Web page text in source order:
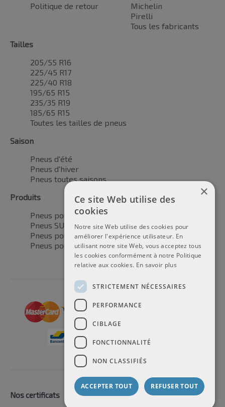
Politique de retour
Michelin
Pirelli
Tous les fabricants
Tailles
205/55 R16
225/45 R17
225/40 R18
195/65 R15
235/35 R19
185/65 R15
Toutes les tailles de pneus
Saison
Pneus d'été
Pneus d'hiver
Pneus toutes saisons
Produits
Pneus pour voitures
Pneus SUV / 4x4
Pneus pour camionnettes
Pneus pour motos
Nos certificats
×
Ce site Web utilise des
cookies
Notre site Web utilise des cookies pour
améliorer l'expérience utilisateur. En
utilisant notre site Web, vous acceptez tous
les cookies conformément à notre Politique
relative aux cookies. En savoir plus
STRICTEMENT NÉCESSAIRES
PERFORMANCE
CIBLAGE
FONCTIONNALITÉ
NON CLASSIFIÉS
ACCEPTER TOUT REFUSER TOUT